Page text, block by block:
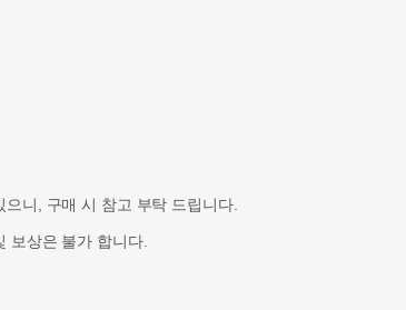
니, 구매 시 참고 부탁 드립니다.
보상은 불가 합니다.